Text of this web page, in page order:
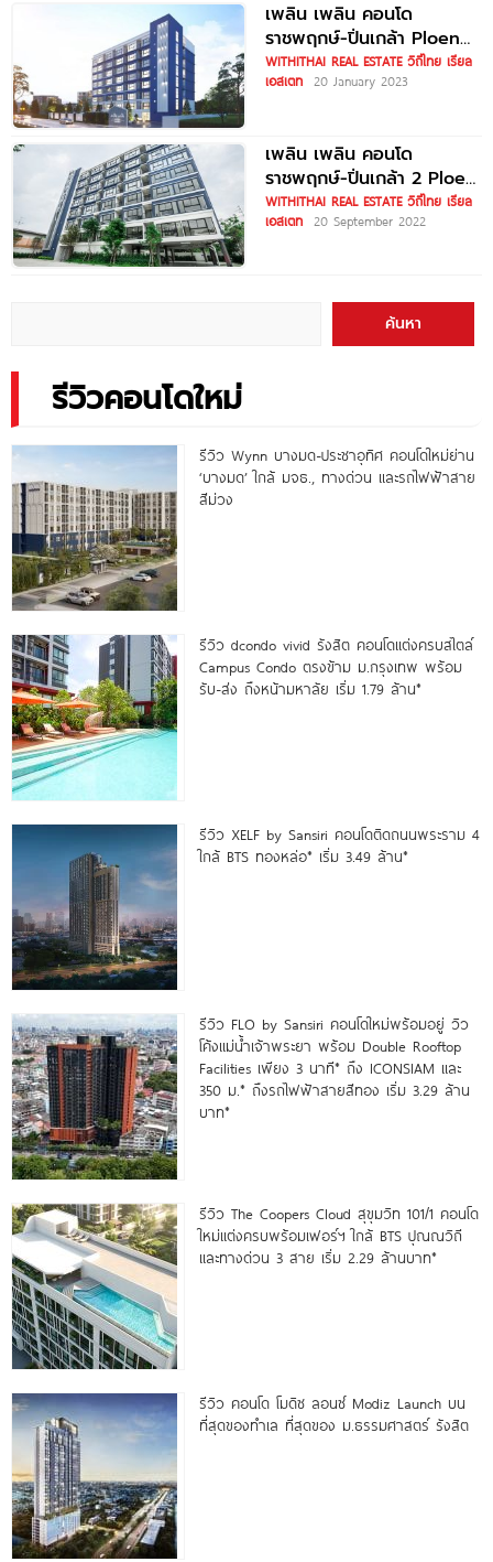
เพลิน เพลิน คอนโด
ราชพฤกษ์-ปิ่นเกล้า Ploen
Ploen Condo
Ratchaphruek-Pinklao
WITHITHAI REAL ESTATE วิถีไทย เรียล
เอสเตท 20 January 2023
เพลิน เพลิน คอนโด
ราชพฤกษ์-ปิ่นเกล้า 2 Ploen
Ploen Condo
Ratchapruek-Pinklao 2
WITHITHAI REAL ESTATE วิถีไทย เรียล
เอสเตท 20 September 2022
ค้นหา
รีวิวคอนโดใหม่
รีวิว Wynn บางมด-ประชาอุทิศ คอนโดใหม่ย่าน
‘บางมด’ ใกล้ มจธ., ทางด่วน และรถไฟฟ้าสาย
สีม่วง
รีวิว dcondo vivid รังสิต คอนโดแต่งครบสไตล์
Campus Condo ตรงข้าม ม.กรุงเทพ พร้อม
รับ-ส่ง ถึงหน้ามหาลัย เริ่ม 1.79 ล้าน*
รีวิว XELF by Sansiri คอนโดติดถนนพระราม 4
ใกล้ BTS ทองหล่อ* เริ่ม 3.49 ล้าน*
รีวิว FLO by Sansiri คอนโดใหม่พร้อมอยู่ วิว
โค้งแม่น้ำเจ้าพระยา พร้อม Double Rooftop
Facilities เพียง 3 นาที* ถึง ICONSIAM และ
350 ม.* ถึงรถไฟฟ้าสายสีทอง เริ่ม 3.29 ล้าน
บาท*
รีวิว The Coopers Cloud สุขุมวิท 101/1 คอนโด
ใหม่แต่งครบพร้อมเฟอร์ฯ ใกล้ BTS ปุณณวิถี
และทางด่วน 3 สาย เริ่ม 2.29 ล้านบาท*
รีวิว คอนโด โมดิซ ลอนซ์ Modiz Launch บน
ที่สุดของทำเล ที่สุดของ ม.ธรรมศาสตร์ รังสิต